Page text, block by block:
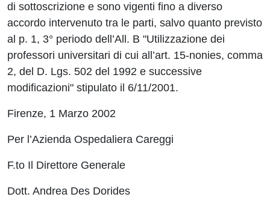
di sottoscrizione e sono vigenti fino a diverso
accordo intervenuto tra le parti, salvo quanto previsto
al p. 1, 3° periodo dell’All. B "Utilizzazione dei
professori universitari di cui all’art. 15-nonies, comma
2, del D. Lgs. 502 del 1992 e successive
modificazioni" stipulato il 6/11/2001.
Firenze, 1 Marzo 2002
Per l’Azienda Ospedaliera Careggi
F.to Il Direttore Generale
Dott. Andrea Des Dorides